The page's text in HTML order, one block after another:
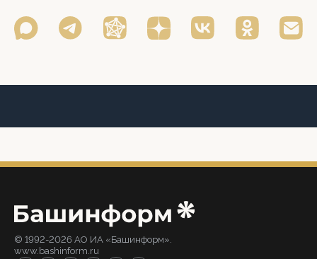
© 1992-2026 АО ИА «Башинформ».
www.bashinform.ru